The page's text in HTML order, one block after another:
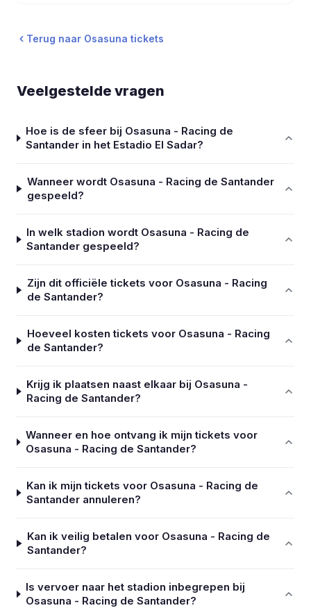
Terug naar Osasuna tickets
Veelgestelde vragen
Hoe is de sfeer bij Osasuna - Racing de
Santander in het Estadio El Sadar?
Wanneer wordt Osasuna - Racing de Santander
gespeeld?
In welk stadion wordt Osasuna - Racing de
Santander gespeeld?
Zijn dit officiële tickets voor Osasuna - Racing
de Santander?
Hoeveel kosten tickets voor Osasuna - Racing
de Santander?
Krijg ik plaatsen naast elkaar bij Osasuna -
Racing de Santander?
Wanneer en hoe ontvang ik mijn tickets voor
Osasuna - Racing de Santander?
Kan ik mijn tickets voor Osasuna - Racing de
Santander annuleren?
Kan ik veilig betalen voor Osasuna - Racing de
Santander?
Is vervoer naar het stadion inbegrepen bij
Osasuna - Racing de Santander?